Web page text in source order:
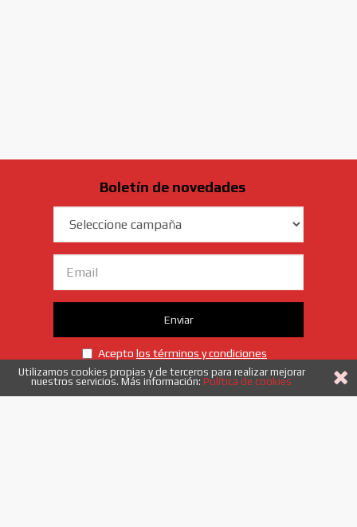
Boletín de novedades
Enviar
Acepto los términos y condiciones
Utilizamos cookies propias y de terceros para realizar mejorar
nuestros servicios. Más información:Política de cookies